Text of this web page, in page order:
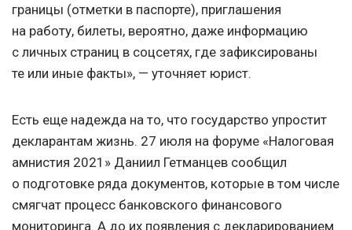
границы (отметки в паспорте), приглашения
на работу, билеты, вероятно, даже информацию
с личных страниц в соцсетях, где зафиксированы
те или иные факты», — уточняет юрист.
Есть еще надежда на то, что государство упростит
декларантам жизнь. 27 июля на форуме «Налоговая
амнистия 2021» Даниил Гетманцев сообщил
о подготовке ряда документов, которые в том числе
смягчат процесс банковского финансового
мониторинга. А до их появления с декларированием